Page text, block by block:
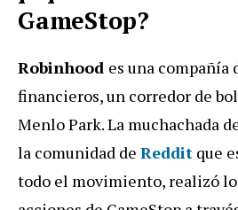
GameStop?
Robinhood es una compañía
financieros, un corredor de
Menlo Park. La muchachada
la comunidad de Reddit que
todo el movimiento, realizó